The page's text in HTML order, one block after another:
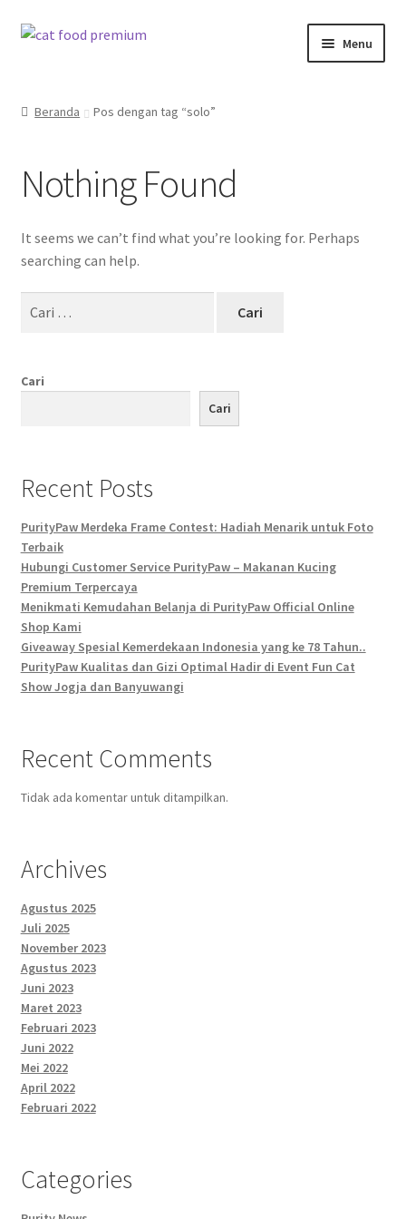
Skip
Skip
Menu
Cat Food Premium PurityPaw Product
Checkout
PurityPaw
Test Form
Beranda Pos dengan tag “solo”
Nothing Found
It seems we can’t find what you’re looking for. Perhaps
searching can help.
Cari
Cari
Recent Posts
PurityPaw Merdeka Frame Contest: Hadiah Menarik untuk Foto
Terbaik
Hubungi Customer Service PurityPaw – Makanan Kucing
Premium Terpercaya
Menikmati Kemudahan Belanja di PurityPaw Official Online
Shop Kami
Giveaway Spesial Kemerdekaan Indonesia yang ke 78 Tahun..
PurityPaw Kualitas dan Gizi Optimal Hadir di Event Fun Cat
Show Jogja dan Banyuwangi
Recent Comments
Tidak ada komentar untuk ditampilkan.
Archives
Agustus 2025
Juli 2025
November 2023
Agustus 2023
Juni 2023
Maret 2023
Februari 2023
Juni 2022
Mei 2022
April 2022
Februari 2022
Categories